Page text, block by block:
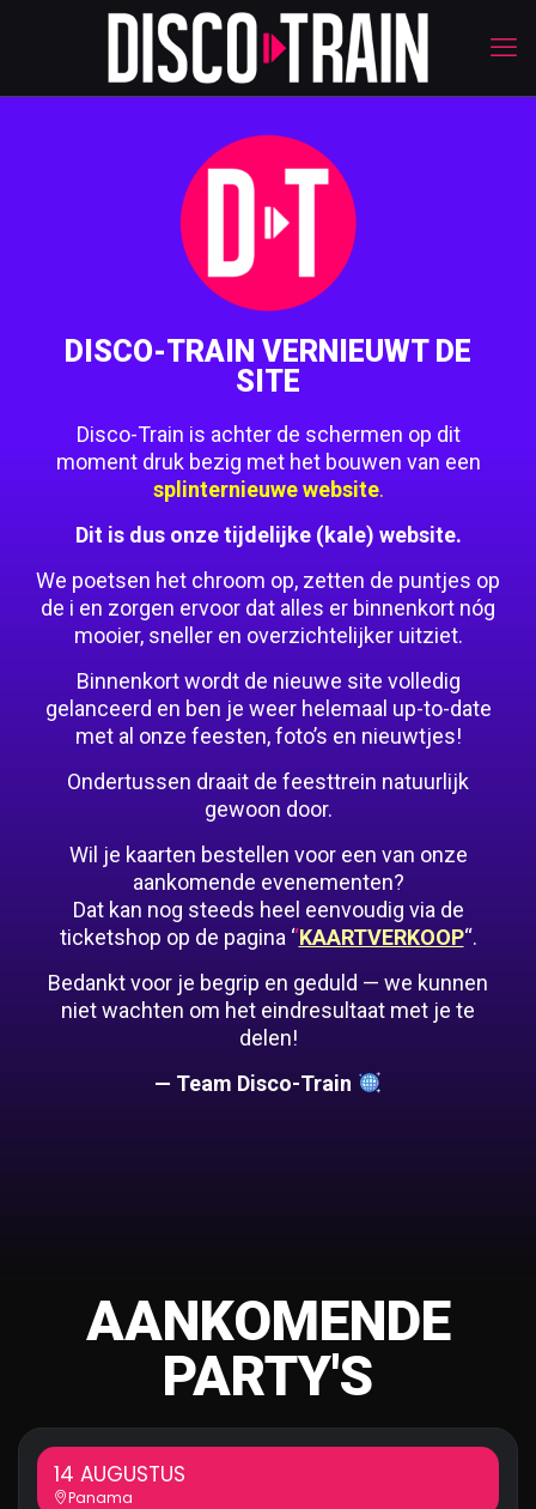
DISCO-TRAIN VERNIEUWT DE
SITE
Disco-Train is achter de schermen op dit
moment druk bezig met het bouwen van een
splinternieuwe website.
Dit is dus onze tijdelijke (kale) website.
We poetsen het chroom op, zetten de puntjes op
de i en zorgen ervoor dat alles er binnenkort nóg
mooier, sneller en overzichtelijker uitziet.
Binnenkort wordt de nieuwe site volledig
gelanceerd en ben je weer helemaal up-to-date
met al onze feesten, foto’s en nieuwtjes!
Ondertussen draait de feesttrein natuurlijk
gewoon door.
Wil je kaarten bestellen voor een van onze
aankomende evenementen?
Dat kan nog steeds heel eenvoudig via de
ticketshop op de pagina ‘‘KAARTVERKOOP“.
Bedankt voor je begrip en geduld — we kunnen
niet wachten om het eindresultaat met je te
delen!
— Team Disco-Train
AANKOMENDE
PARTY'S
14 AUGUSTUS
Panama